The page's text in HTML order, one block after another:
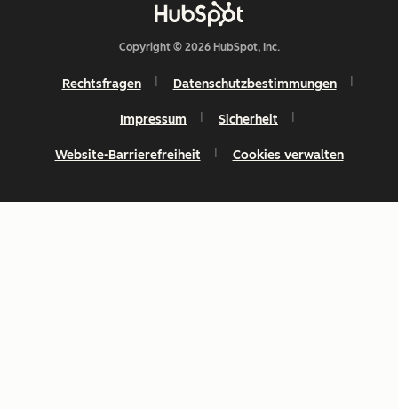
Copyright © 2026 HubSpot, Inc.
Rechtsfragen Datenschutzbestimmungen
Impressum Sicherheit
Website-Barrierefreiheit Cookies verwalten